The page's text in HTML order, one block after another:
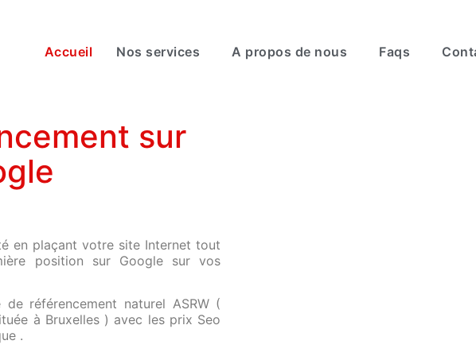
Accueil Nos services A propos de nous Faqs
sur
en plaçant votre site Internet tout
position sur Google sur vos
référencement naturel ASRW (
à Bruxelles ) avec les prix Seo
.